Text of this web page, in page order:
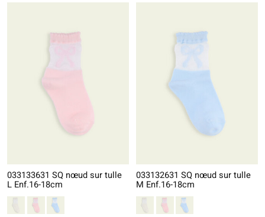
033133631 SQ nœud sur tulle
L Enf.16-18cm
033132631 SQ nœud sur tulle
M Enf.16-18cm